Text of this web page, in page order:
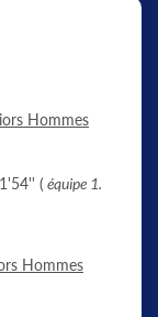
Hommes
( équipe 1.
Hommes